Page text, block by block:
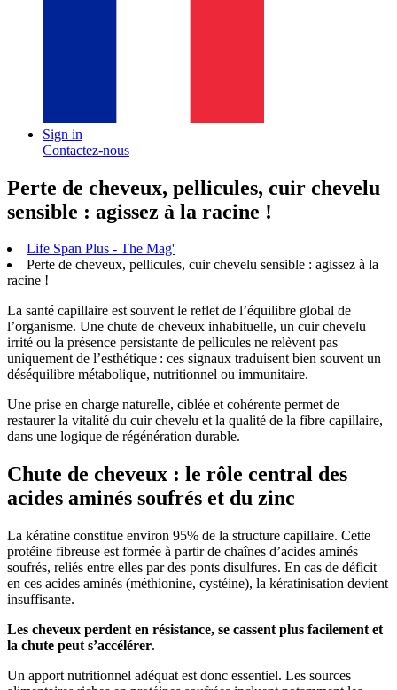
Sign in
Contactez-nous
Perte de cheveux, pellicules, cuir chevelu
sensible : agissez à la racine !
Life Span Plus - The Mag'
Perte de cheveux, pellicules, cuir chevelu sensible : agissez à la
racine !
La santé capillaire est souvent le reflet de l’équilibre global de
l’organisme. Une chute de cheveux inhabituelle, un cuir chevelu
irrité ou la présence persistante de pellicules ne relèvent pas
uniquement de l’esthétique : ces signaux traduisent bien souvent un
déséquilibre métabolique, nutritionnel ou immunitaire.
Une prise en charge naturelle, ciblée et cohérente permet de
restaurer la vitalité du cuir chevelu et la qualité de la fibre capillaire,
dans une logique de régénération durable.
Chute de cheveux : le rôle central des
acides aminés soufrés et du zinc
La kératine constitue environ 95% de la structure capillaire. Cette
protéine fibreuse est formée à partir de chaînes d’acides aminés
soufrés, reliés entre elles par des ponts disulfures. En cas de déficit
en ces acides aminés (méthionine, cystéine), la kératinisation devient
insuffisante.
Les cheveux perdent en résistance, se cassent plus facilement et
la chute peut s’accélérer.
Un apport nutritionnel adéquat est donc essentiel. Les sources